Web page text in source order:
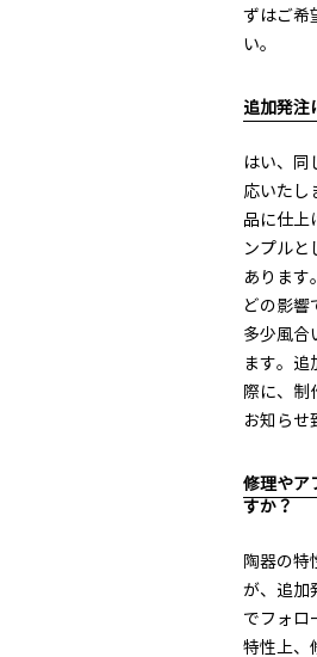
ずはご希
い。
追加発注
はい、同
応いたし
品に仕上
ンプルと
あります
どの影響
多少風合
ます。追
際に、制
お知らせ
修理やア
すか？
陶器の特
が、追加
でフォロ
特性上、